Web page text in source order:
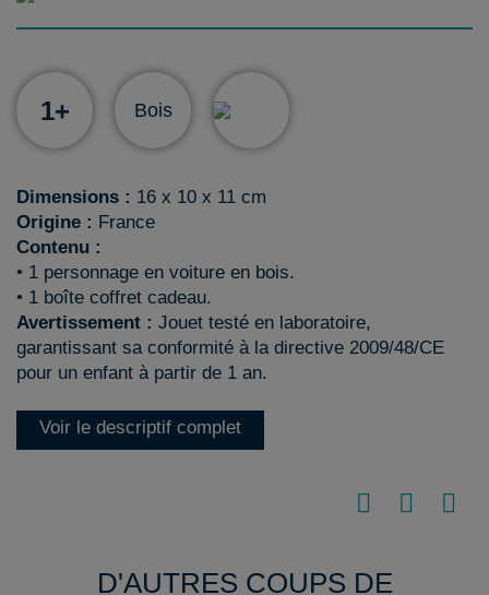
1+ Bois
Dimensions : 16 x 10 x 11 cm
Origine : France
Contenu :
• 1 personnage en voiture en bois.
• 1 boîte coffret cadeau.
Avertissement : Jouet testé en laboratoire,
garantissant sa conformité à la directive 2009/48/CE
pour un enfant à partir de 1 an.
Voir le descriptif complet
D'AUTRES COUPS DE